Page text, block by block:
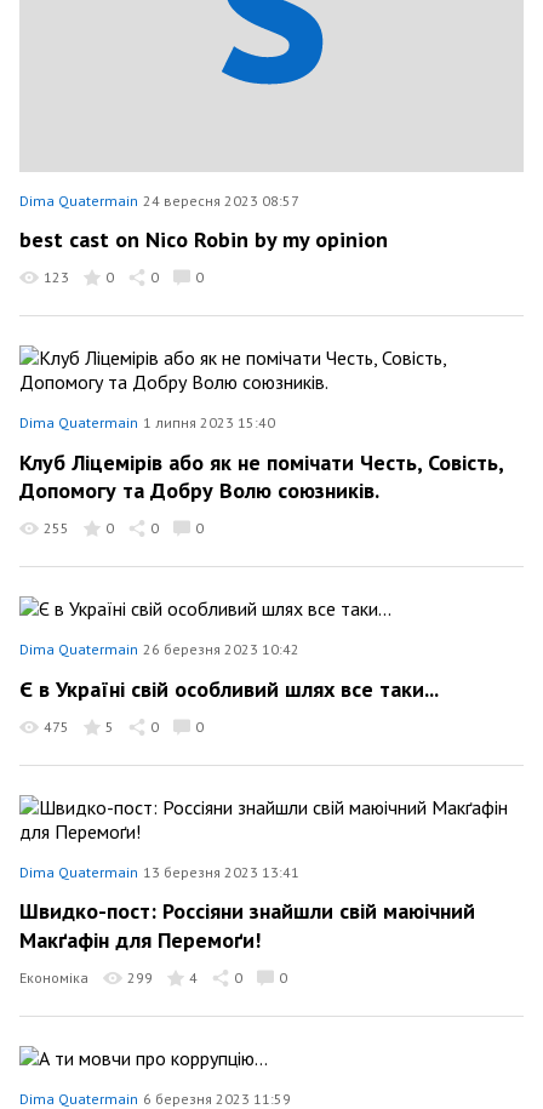
Dima Quatermain 24 вересня 2023 08:57
best cast on Nico Robin by my opinion
123 0 0 0
Dima Quatermain 1 липня 2023 15:40
Клуб Ліцемірів або як не помічати Честь, Совість,
Допомогу та Добру Волю союзників.
255 0 0 0
Dima Quatermain 26 березня 2023 10:42
Є в Україні свій особливий шлях все таки...
475 5 0 0
Dima Quatermain 13 березня 2023 13:41
Швидко-пост: Россіяни знайшли свій маюічний
Макґафін для Перемоґи!
Економіка 299 4 0 0
Dima Quatermain 6 березня 2023 11:59